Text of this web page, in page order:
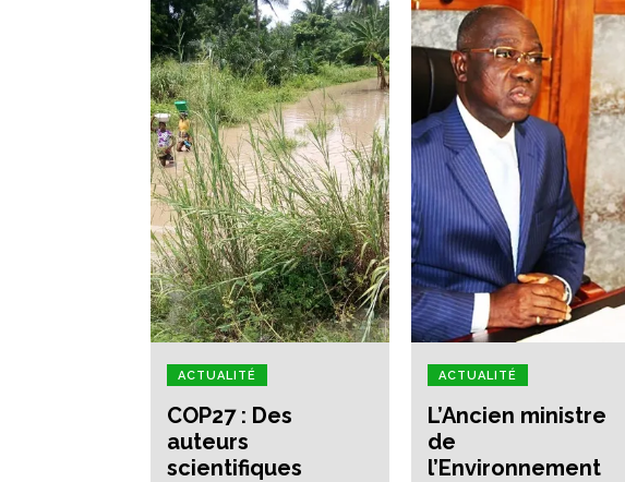
ACTUALITÉ
COP27 : Des
auteurs
scientifiques
ACTUALITÉ
L’Ancien ministre
de
l’Environnement